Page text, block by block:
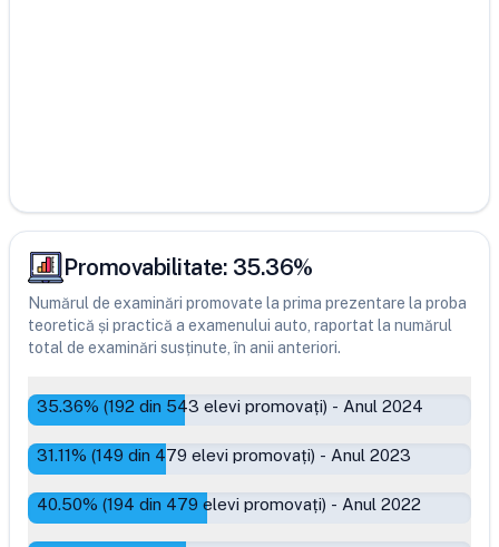
Promovabilitate: 35.36%
Numărul de examinări promovate la prima prezentare la proba
teoretică și practică a examenului auto, raportat la numărul
total de examinări susținute, în anii anteriori.
35.36% (192 din 543 elevi promovați) - Anul 2024
31.11% (149 din 479 elevi promovați) - Anul 2023
40.50% (194 din 479 elevi promovați) - Anul 2022